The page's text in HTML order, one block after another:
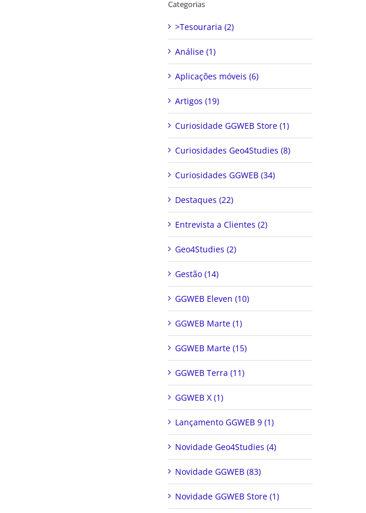
Categorias
>Tesouraria (2)
Análise (1)
Aplicações móveis (6)
Artigos (19)
Curiosidade GGWEB Store (1)
Curiosidades Geo4Studies (8)
Curiosidades GGWEB (34)
Destaques (22)
Entrevista a Clientes (2)
Geo4Studies (2)
Gestão (14)
GGWEB Eleven (10)
GGWEB Marte (1)
GGWEB Marte (15)
GGWEB Terra (11)
GGWEB X (1)
Lançamento GGWEB 9 (1)
Novidade Geo4Studies (4)
Novidade GGWEB (83)
Novidade GGWEB Store (1)